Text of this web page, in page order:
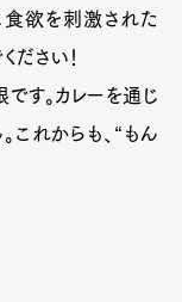
欲を刺激された
ださい！
す。カレーを通じ
これからも、“もん